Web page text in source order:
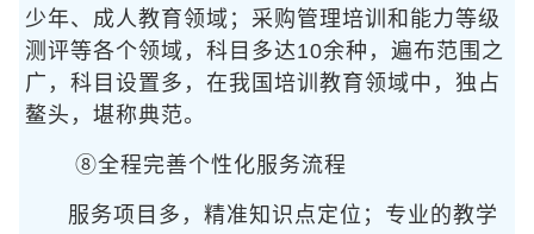
少年、成人教育领域；采购管理培训和能力等级
测评等各个领域，科目多达10余种，遍布范围之
广，科目设置多，在我国培训教育领域中，独占
鳌头，堪称典范。
⑧全程完善个性化服务流程
服务项目多，精准知识点定位；专业的教学